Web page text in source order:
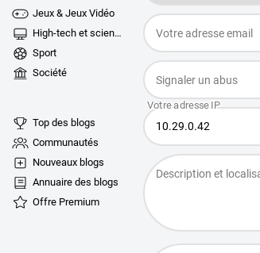
Jeux & Jeux Vidéo
High-tech et sciences
Sport
Société
Top des blogs
Communautés
Nouveaux blogs
Annuaire des blogs
Offre Premium